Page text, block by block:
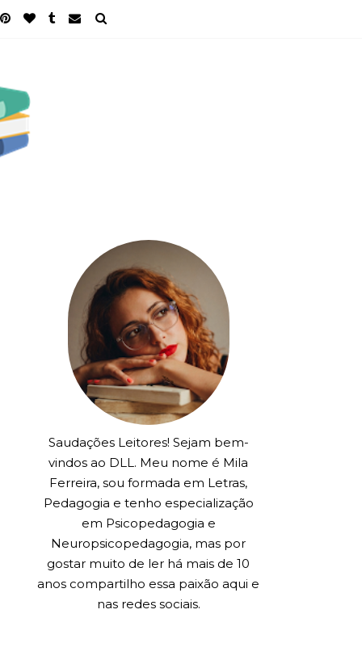
Saudações Leitores! Sejam bem-
vindos ao DLL. Meu nome é Mila
Ferreira, sou formada em Letras,
Pedagogia e tenho especialização
em Psicopedagogia e
Neuropsicopedagogia, mas por
gostar muito de ler há mais de 10
anos compartilho essa paixão aqui e
nas redes sociais.